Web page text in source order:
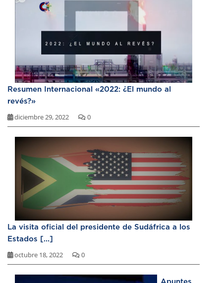
Resumen Internacional «2022: ¿El mundo al
revés?»
diciembre 29, 2022 0
La visita oficial del presidente de Sudáfrica a los
Estados [...]
octubre 18, 2022 0
Apuntes